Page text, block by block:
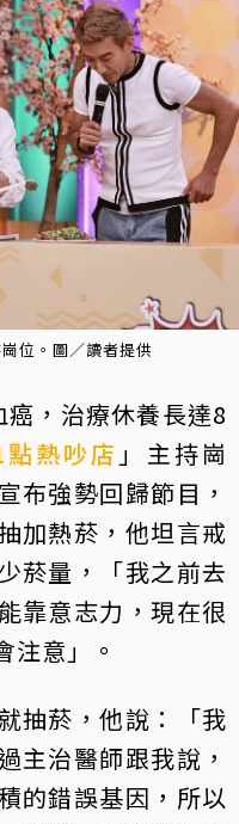
位。圖／讀者提供
，治療休養長達8
點熱吵店 」主持崗
布強勢回歸節目，
加熱菸，他坦言戒
菸量，「我之前去
靠意志力，現在很
注意」。
抽菸，他說：「我
主治醫師跟我說，
的錯誤基因，所以